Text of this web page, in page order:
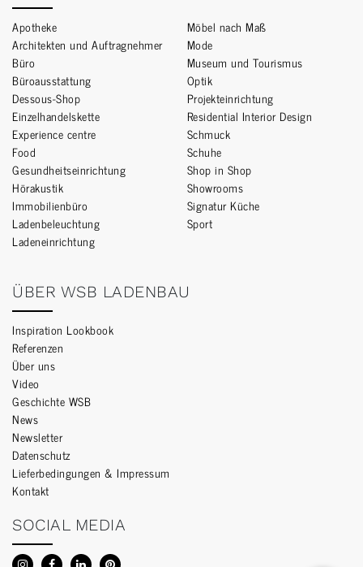
Apotheke
Architekten und Auftragnehmer
Büro
Büroausstattung
Dessous-Shop
Einzelhandelskette
Experience centre
Food
Gesundheitseinrichtung
Hörakustik
Immobilienbüro
Ladenbeleuchtung
Ladeneinrichtung
Möbel nach Maß
Mode
Museum und Tourismus
Optik
Projekteinrichtung
Residential Interior Design
Schmuck
Schuhe
Shop in Shop
Showrooms
Signatur Küche
Sport
ÜBER WSB LADENBAU
Inspiration Lookbook
Referenzen
Über uns
Video
Geschichte WSB
News
Newsletter
Datenschutz
Lieferbedingungen & Impressum
Kontakt
SOCIAL MEDIA